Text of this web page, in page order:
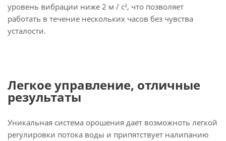
уровень вибрации ниже 2 м / с², что позволяет
работать в течение нескольких часов без чувства
усталости.
Легкое управление, отличные
результаты
Уникальная система орошения дает возможноть легкой
регулировки потока воды и припятствует налипанию